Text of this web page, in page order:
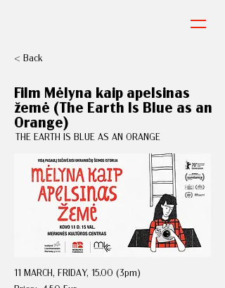
< Back
Film Mėlyna kaip apelsinas
žemė (The Earth Is Blue as an
Orange)
THE EARTH IS BLUE AS AN ORANGE
11 MARCH, FRIDAY, 15.00 (3pm)